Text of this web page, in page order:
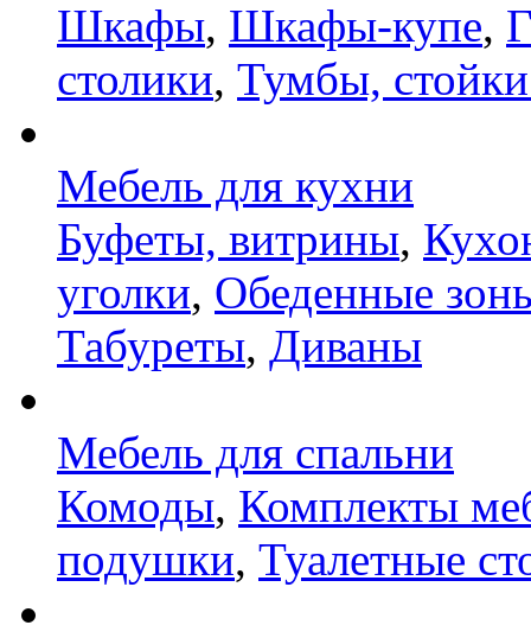
Шкафы, Шкафы-купе,
столики, Тумбы,
Мебель для кухни
Буфеты, витрины,
уголки, Обеденные
Табуреты, Диваны
Мебель для спальни
Комоды, Комплекты
подушки, Туалетные